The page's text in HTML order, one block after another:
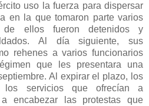
uso la fuerza para dispersar
en la que tomaron parte varios
de ellos fueron detenidos y
Al día siguiente, sus
rehenes a varios funcionarios
que les presentara una
Al expirar el plazo, los
los servicios que ofrecían a
encabezar las protestas que